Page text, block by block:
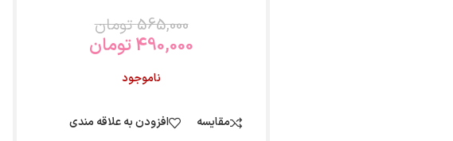
565,000 تومان
490,000تومان
ناموجود
مقایسه افزودن به علاقه مندی